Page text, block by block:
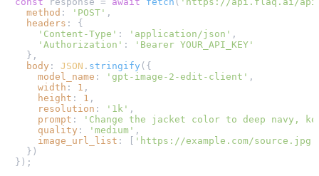
method : 'POST' ,
headers : {
'Content-Type' : 'application/json' ,
'Authorization' :
'Bearer YOUR_API_KEY'
  },
body : JSON . stringify ({
model_name : 'gpt-image-2-edit-client' ,
width : 1 ,
height : 1 ,
resolution : '1k' ,
prompt :
'Change the jacket color to deep navy,
quality : 'medium' ,
image_url_list : [ 'https://example.com/source.jpg'
  })
});